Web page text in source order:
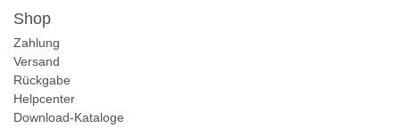
Shop
Zahlung
Versand
Rückgabe
Helpcenter
Download-Kataloge